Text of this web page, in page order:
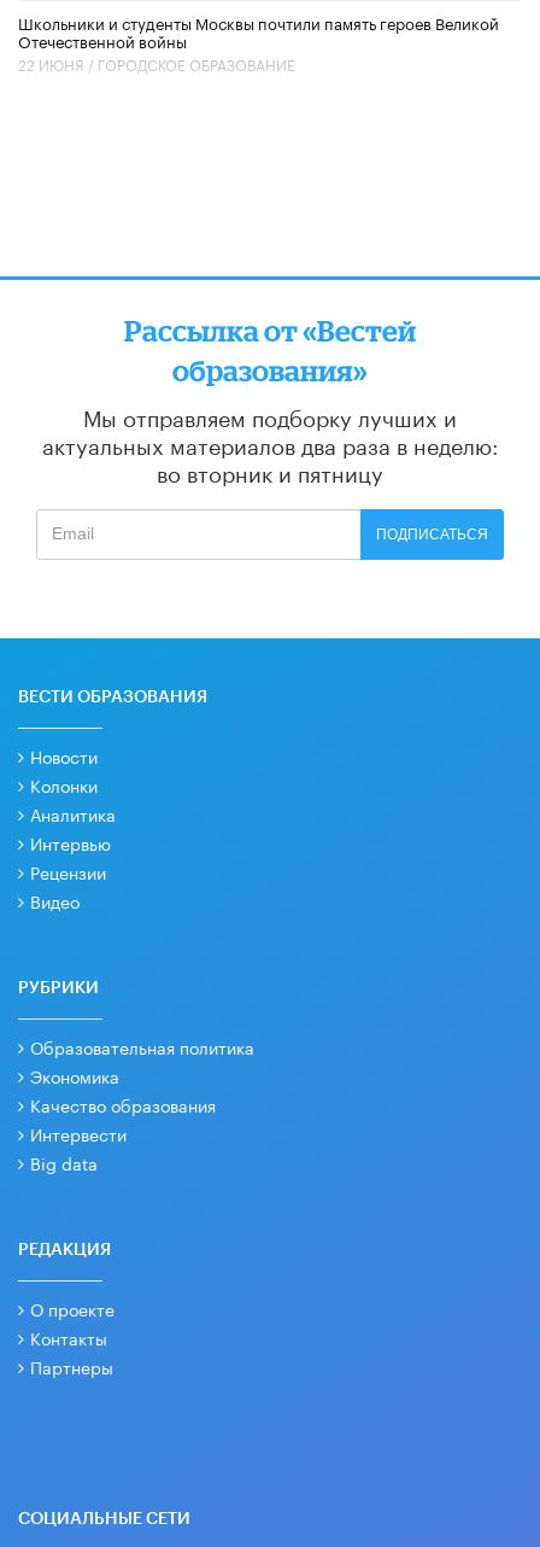
Школьники и студенты Москвы почтили память героев Великой
Отечественной войны
22 ИЮНЯ / ГОРОДСКОЕ ОБРАЗОВАНИЕ
Рассылка от «Вестей
образования»
Мы отправляем подборку лучших и
актуальных материалов два раза в неделю:
во вторник и пятницу
ПОДПИСАТЬСЯ
ВЕСТИ ОБРАЗОВАНИЯ
Новости
Колонки
Аналитика
Интервью
Рецензии
Видео
РУБРИКИ
Образовательная политика
Экономика
Качество образования
Интервести
Big data
РЕДАКЦИЯ
О проекте
Контакты
Партнеры
СОЦИАЛЬНЫЕ СЕТИ